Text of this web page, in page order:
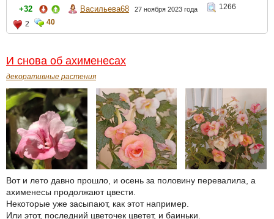
+32 Васильева68 27 ноября 2023 года
1266
2
40
И снова об ахименесах
декоративные растения
Вот и лето давно прошло, и осень за половину перевалила, а
ахименесы продолжают цвести.
Некоторые уже засыпают, как этот например.
Или этот, последний цветочек цветет, и баиньки.